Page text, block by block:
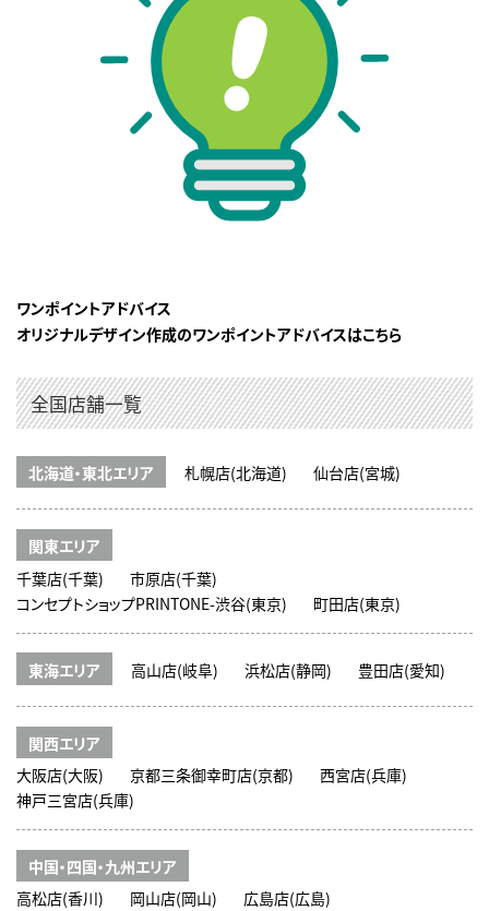
ワンポイントアドバイス
オリジナルデザイン作成のワンポイントアドバイスはこちら
全国店舗一覧
北海道・東北エリア 札幌店(北海道) 仙台店(宮城)
関東エリア
千葉店(千葉)
市原店(千葉)
コンセプトショップPRINTONE-渋谷(東京)
町田店(東京)
東海エリア 高山店(岐阜) 浜松店(静岡) 豊田店(愛知)
関西エリア
大阪店(大阪)
京都三条御幸町店(京都)
西宮店(兵庫)
神戸三宮店(兵庫)
中国・四国・九州エリア
高松店(香川)
岡山店(岡山)
広島店(広島)